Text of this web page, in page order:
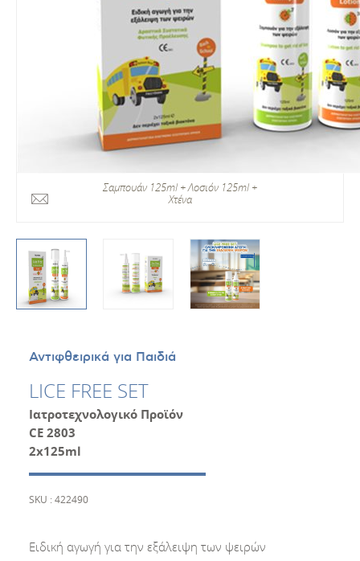
Σαμπουάν 125ml + Λοσιόν 125ml +
Χτένα
Αντιφθειρικά για Παιδιά
LICE FREE SET
Ιατροτεχνολογικό Προϊόν
CE 2803
2x125ml
SKU : 422490
Ειδική αγωγή για την εξάλειψη των ψειρών